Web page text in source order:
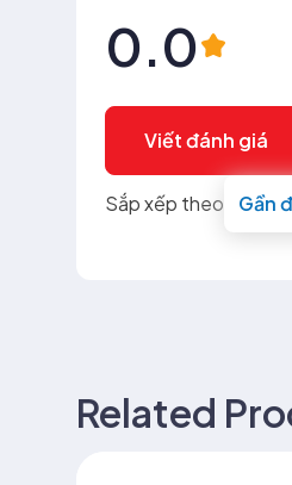
0.0
Viết đánh giá
Sắp xếp theo Gần
Related